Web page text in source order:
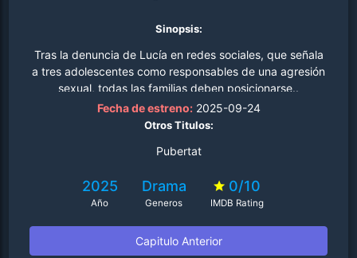
Sinopsis:
Tras la denuncia de Lucía en redes sociales, que señala
a tres adolescentes como responsables de una agresión
sexual, todas las familias deben posicionarse..
Fecha de estreno:2025-09-24
Otros Titulos:
Pubertat
2025
Año
Drama
Generos
0/10
IMDB Rating
Capitulo Anterior